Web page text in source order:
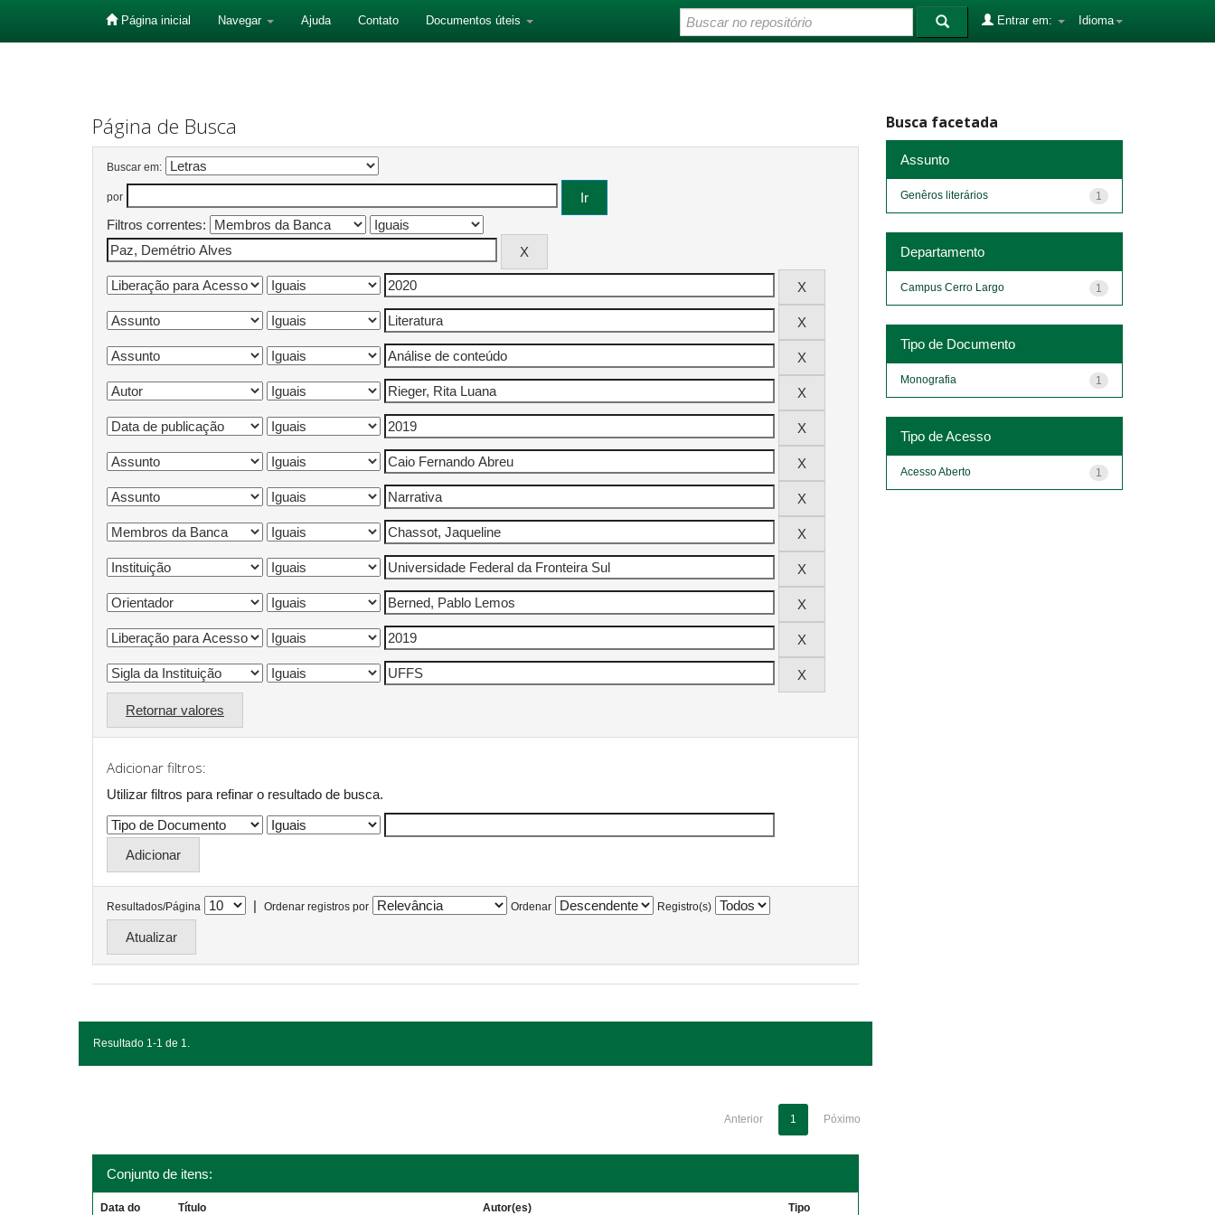
Página inicial Navegar Ajuda Contato Documentos úteis Idioma
Entrar em:
Página de Busca
Buscar em:
por
Filtros correntes:
Retornar valores
Adicionar filtros:
Utilizar filtros para refinar o resultado de busca.
Resultados/Página | Ordenar registros por Ordenar Registro(s)
Resultado 1-1 de 1.
Anterior 1 Póximo
Conjunto de itens:
Data do Título Autor(es) Tipo
Busca facetada
Assunto
1
Genêros literários
Departamento
1
Campus Cerro Largo
Tipo de Documento
1
Monografia
Tipo de Acesso
1
Acesso Aberto